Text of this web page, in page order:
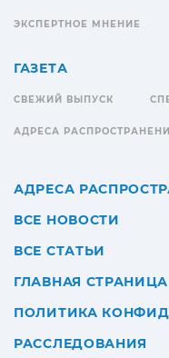
ЭКСПЕРТНОЕ МНЕНИЕ
ГАЗЕТА
СВЕЖИЙ ВЫПУСК
АДРЕСА
АДРЕСА
ВСЕ НОВОСТИ
ВСЕ СТАТЬИ
ГЛАВНАЯ СТРАНИЦА
ПОЛИТИКА
РАССЛЕДОВАНИЯ